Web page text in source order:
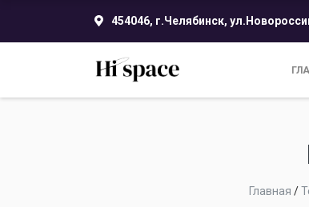
454046, г.Челябинск,
Главная /